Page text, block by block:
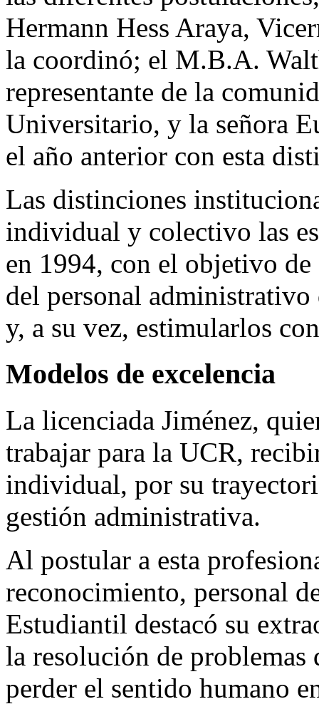
Hermann Hess Araya,
la coordinó; el M.B.A.
representante de la
Universitario, y la señora
el año anterior con esta
Las distinciones
individual y colectivo las
en 1994, con el objetivo
del personal
y, a su vez, estimularlos
Modelos de excelencia
La licenciada Jiménez,
trabajar para la UCR,
individual, por su
gestión administrativa.
Al postular a esta
reconocimiento, personal
Estudiantil destacó su
la resolución de problemas
perder el sentido humano